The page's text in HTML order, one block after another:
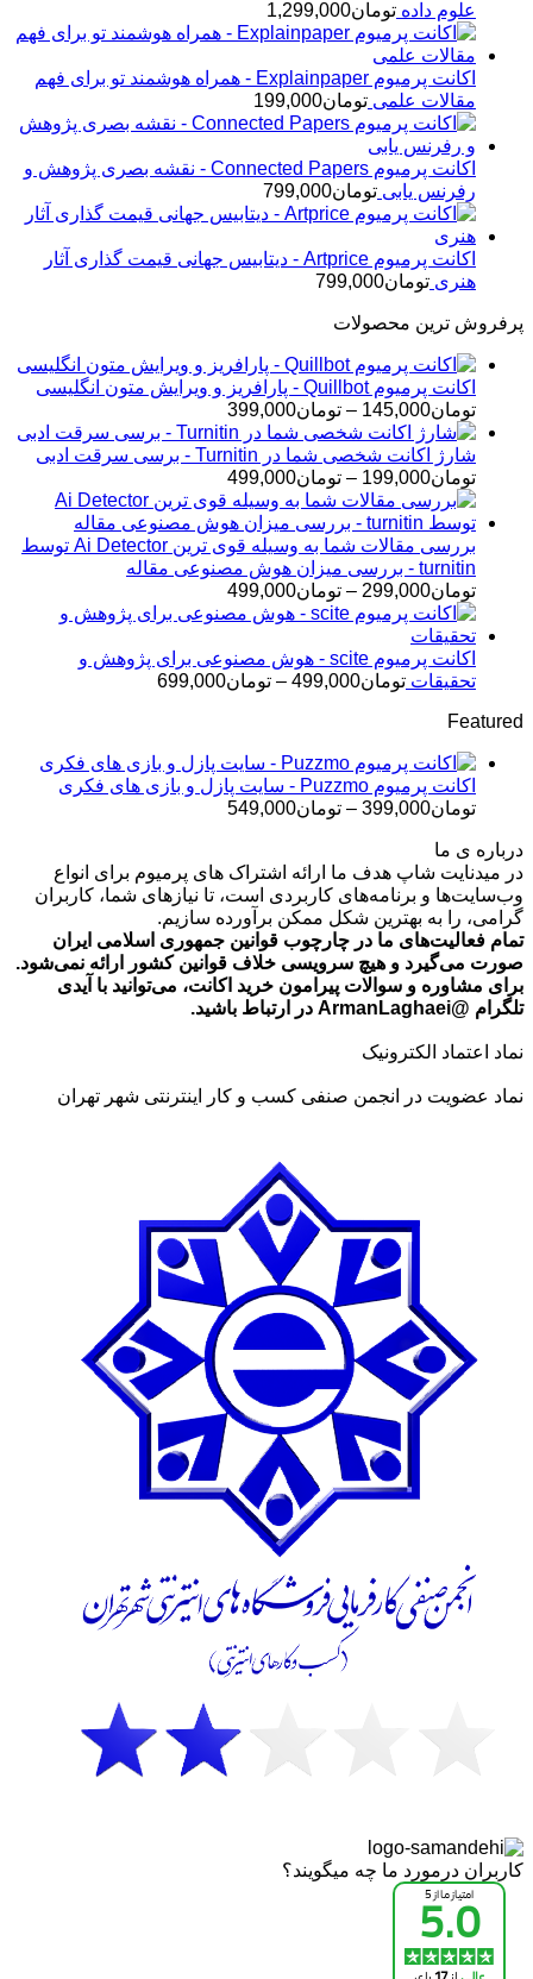
علوم داده تومان1,299,000
اکانت پرمیوم Explainpaper - همراه هوشمند تو برای فهم
مقالات علمی تومان199,000
اکانت پرمیوم Connected Papers - نقشه بصری پژوهش و
رفرنس یابی تومان799,000
اکانت پرمیوم Artprice - دیتابیس جهانی قیمت ‌گذاری آثار
هنری تومان799,000
پرفروش ترین محصولات
اکانت پرمیوم Quillbot - پارافریز و ویرایش متون انگلیسی
تومان145,000
– تومان399,000محدوده
قیمت:
تومان145,000
تا
تومان399,000
شارژ اکانت شخصی شما در Turnitin - برسی سرقت ادبی
تومان199,000
– تومان499,000محدوده
قیمت:
تومان199,000
تا
تومان499,000
بررسی مقالات شما به وسیله قوی ترین Ai Detector توسط
turnitin - بررسی میزان هوش مصنوعی مقاله
تومان299,000
– تومان499,000محدوده
قیمت:
تا
تومان499,000
اکانت پرمیوم scite - هوش مصنوعی برای پژوهش و
تحقیقات تومان499,000
– تومان699,000محدوده
تومان699,000
Featured
اکانت پرمیوم Puzzmo - سایت پازل و بازی های فکری
تومان399,000
– تومان549,000
تا
تومان549,000
درباره ی ما
در میدنایت شاپ هدف ما ارائه اشتراک های پرمیوم برای انواع
وب‌سایت‌ها و برنامه‌های کاربردی است، تا نیازهای شما، کاربران
گرامی، را به بهترین شکل ممکن برآورده سازیم.
تمام فعالیت‌های ما در چارچوب قوانین جمهوری اسلامی ایران
صورت می‌گیرد و هیچ سرویسی خلاف قوانین کشور ارائه نمی‌شود.
برای مشاوره و سوالات پیرامون خرید اکانت، می‌توانید با آیدی
تلگرام @ArmanLaghaei در ارتباط باشید.
نماد اعتماد الکترونیک
نماد عضویت در انجمن صنفی کسب و کار اینترنتی شهر تهران
کاربران درمورد ما چه میگویند؟